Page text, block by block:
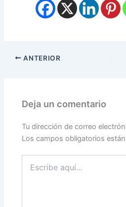
ANTERIOR
Deja un comentario
Tu dirección de correo
Los campos obligatorios
aquí...